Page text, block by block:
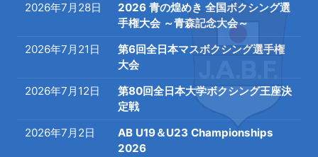
2026年7月28日
2026 青の煌めき 全国ボクシング選
手権大会 ～青森記念大会～
2026年7月21日
第6回全日本マスボクシング選手権
大会
2026年7月12日
第80回全日本大学ボクシング王座決
定戦
2026年7月2日
AB U19＆U23 Championships
2026